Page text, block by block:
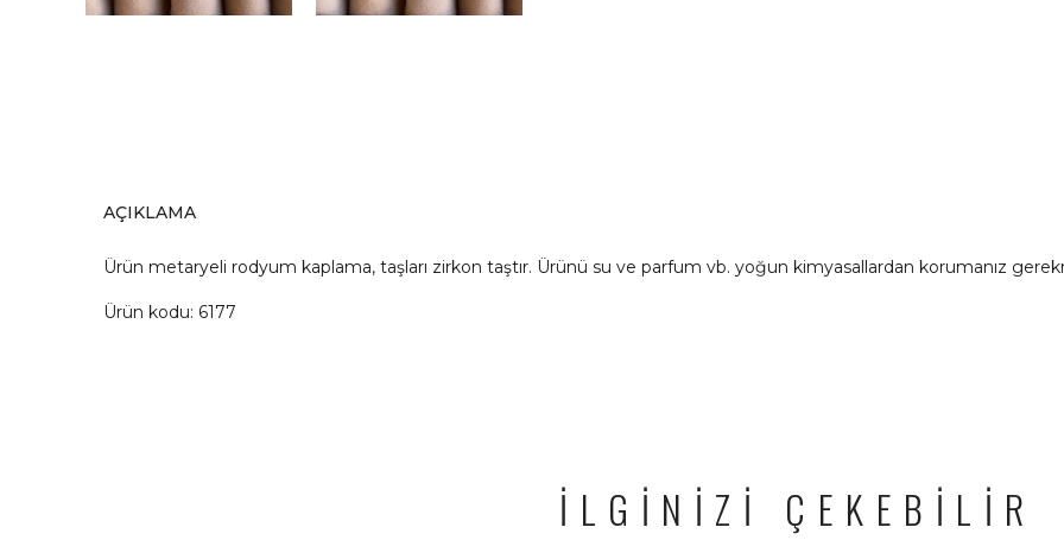
AÇIKLAMA
Ürün metaryeli rodyum kaplama, taşları zirkon taştır. Ürünü su ve parfum vb. yoğun kimyasallardan korumanız
Ürün kodu: 6177
İLGİNİZİ ÇEKEBİLİR